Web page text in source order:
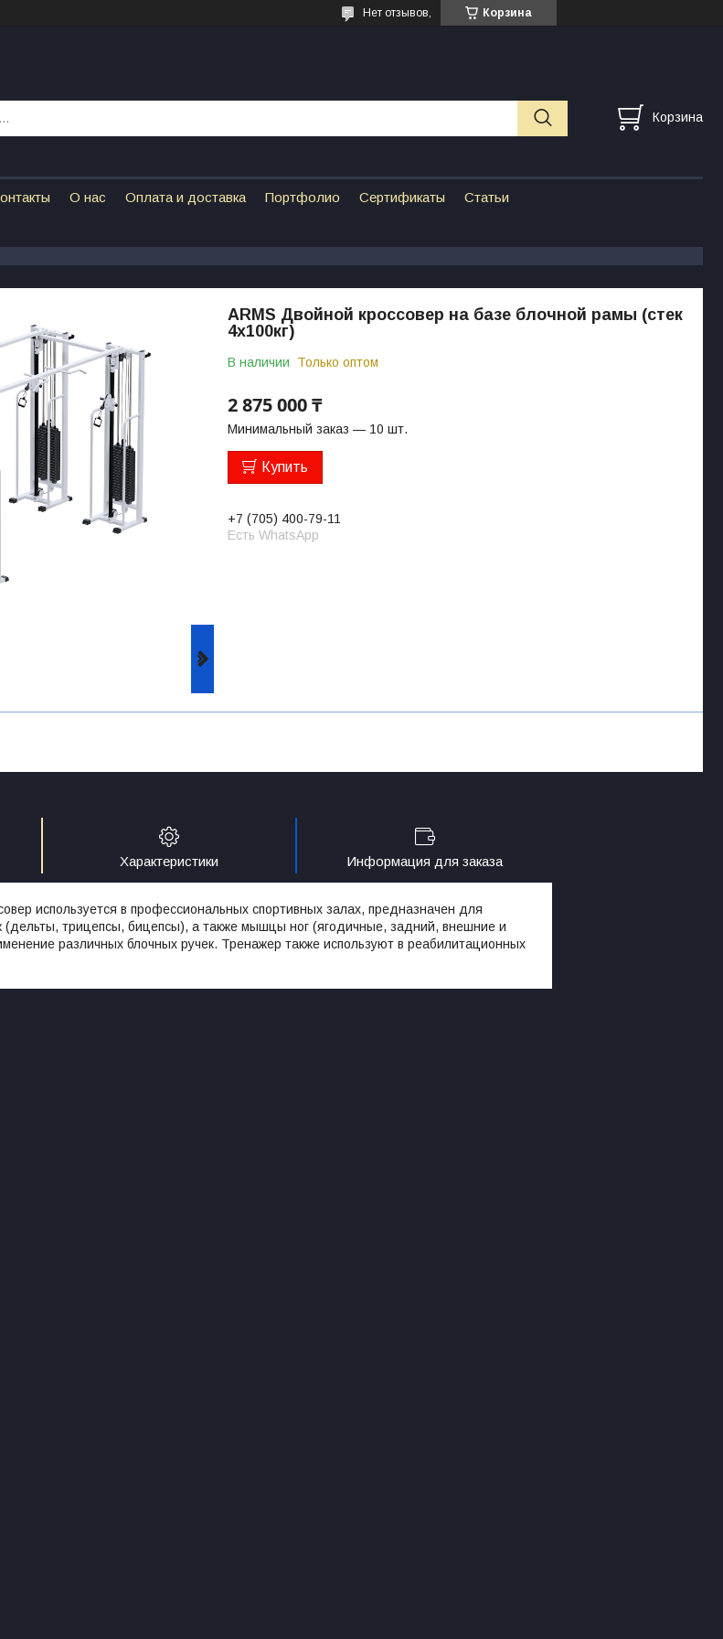
Корзина
Нет отзывов,
Корзина
О нас Оплата и доставка Портфолио Сертификаты Статьи
ARMS Двойной кроссовер на базе блочной рамы (стек
4х100кг)
В наличии Только оптом
2 875 000 ₸
Минимальный заказ — 10 шт.
Купить
+7 (705) 400-79-11
Есть WhatsApp
Характеристики Информация для заказа
используется в профессиональных спортивных залах, предназначен для
трицепсы, бицепсы), а также мышцы ног (ягодичные, задний, внешние и
различных блочных ручек. Тренажер также используют в реабилитационных